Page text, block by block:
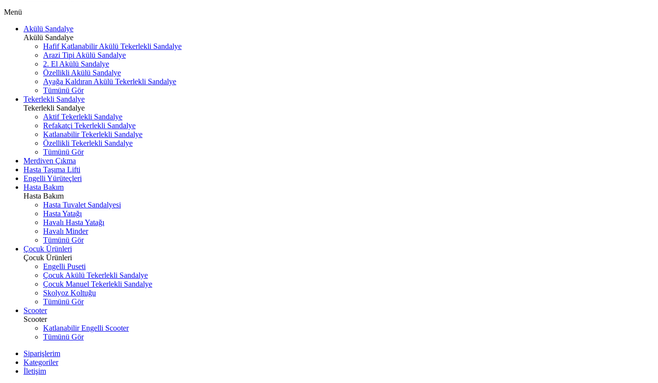
Menü
Akülü Sandalye
Akülü Sandalye
Hafif Katlanabilir Akülü Tekerlekli Sandalye
Arazi Tipi Akülü Sandalye
2. El Akülü Sandalye
Özellikli Akülü Sandalye
Ayağa Kaldıran Akülü Tekerlekli Sandalye
Tümünü Gör
Tekerlekli Sandalye
Tekerlekli Sandalye
Aktif Tekerlekli Sandalye
Refakatçi Tekerlekli Sandalye
Katlanabilir Tekerlekli Sandalye
Özellikli Tekerlekli Sandalye
Tümünü Gör
Merdiven Çıkma
Hasta Taşıma Lifti
Engelli Yürüteçleri
Hasta Bakım
Hasta Bakım
Hasta Tuvalet Sandalyesi
Hasta Yatağı
Havalı Hasta Yatağı
Havalı Minder
Tümünü Gör
Çocuk Ürünleri
Çocuk Ürünleri
Engelli Puseti
Çocuk Akülü Tekerlekli Sandalye
Çocuk Manuel Tekerlekli Sandalye
Skolyoz Koltuğu
Tümünü Gör
Scooter
Scooter
Katlanabilir Engelli Scooter
Tümünü Gör
Siparişlerim
Kategoriler
İletişim